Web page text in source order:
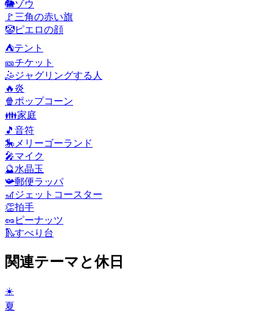
🐘ゾウ
🚩 三角の赤い旗
🤡ピエロの顔
⛺テント
🎫チケット
🤹ジャグリングする人
🔥炎
🍿 ポップコーン
👪家庭
🎵 音符
🎠 メリーゴーランド
🎤マイク
🔮水晶玉
📯郵便ラッパ
🎢ジェットコースター
👏拍手
🥜 ピーナッツ
🛝すべり台
関連テーマと休日
☀️
夏